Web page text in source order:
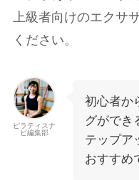
上級者向けのエクサ
ください。
ピラティスナ
ビ編集部
初心者か
グができ
テップア
おすすめ